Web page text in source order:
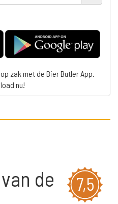
zak met de Bier Butler App.
nu!
7,5
de